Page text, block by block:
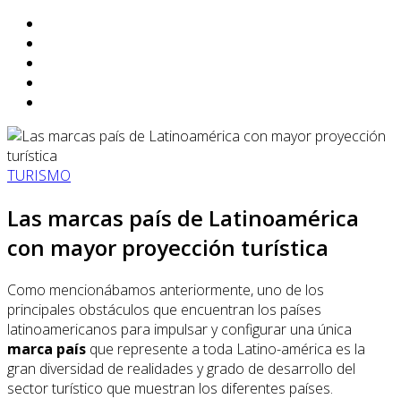
TURISMO
Las marcas país de Latinoamérica
con mayor proyección turística
Como mencionábamos anteriormente, uno de los
principales obstáculos que encuentran los países
latinoamericanos para impulsar y configurar una única
marca país que represente a toda Latino-américa es la
gran diversidad de realidades y grado de desarrollo del
sector turístico que muestran los diferentes países.